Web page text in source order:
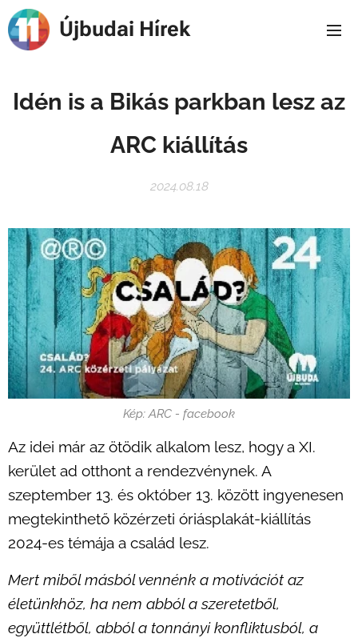
Újbudai Hírek
Idén is a Bikás parkban lesz az
ARC kiállítás
2024.08.18
Kép: ARC - facebook
Az idei már az ötödik alkalom lesz, hogy a XI.
kerület ad otthont a rendezvénynek. A
szeptember 13. és október 13. között ingyenesen
megtekinthető közérzeti óriásplakát-kiállítás
2024-es témája a család lesz.
Mert miből másból vennénk a motivációt az
életünkhöz, ha nem abból a szeretetből,
együttlétből, abból a tonnányi konfliktusból, a